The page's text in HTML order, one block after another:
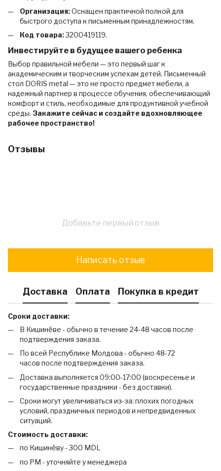
Организация:Оснащен практичной полкой для
быстрого доступа к письменным принадлежностям.
Код товара:3200419119.
Инвестируйте в будущее вашего ребенка
Выбор правильной мебели — это первый шаг к
академическим и творческим успехам детей. Письменный
стол DORIS metal — это не просто предмет мебели, а
надежный партнер в процессе обучения, обеспечивающий
комфорт и стиль, необходимые для продуктивной учебной
среды. Закажите сейчас и создайте вдохновляющее
рабочее пространство!
Отзывы
Добавьте первый отзыв
Написать отзыв
Доставка Оплата Покупка в кредит
Сроки доставки:
В Кишинёве - обычно в течение 24-48 часов после
подтверждения заказа.
По всей Республике Молдова - обычно 48-72
часов после подтверждения заказа.
Доставка выполняется 09:00-17:00 (воскресенье и
государственные праздники - без доставки).
Сроки могут увеличиваться из-за: плохих погодных
условий, праздничных периодов и непредвиденных
ситуаций.
Стоимость доставки:
по Кишинёву - 300 MDL
по РМ - уточняйте у менеджера